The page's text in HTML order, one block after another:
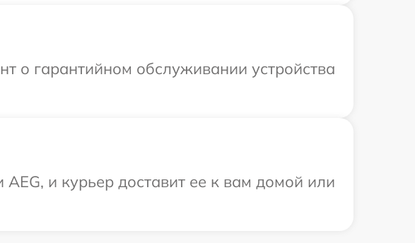
о гарантийном обслуживании устройства
и курьер доставит ее к вам домой или